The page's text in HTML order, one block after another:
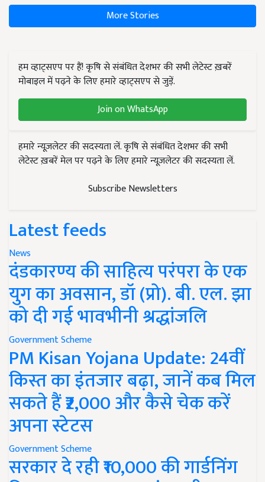
More Stories
हम व्हाट्सएप पर हैं! कृषि से संबंधित देशभर की सभी लेटेस्ट ख़बरें
मोबाइल में पढ़ने के लिए हमारे व्हाट्सएप से जुड़ें.
Join on WhatsApp
हमारे न्यूज़लेटर की सदस्यता लें. कृषि से संबंधित देशभर की सभी
लेटेस्ट ख़बरें मेल पर पढ़ने के लिए हमारे न्यूज़लेटर की सदस्यता लें.
Subscribe Newsletters
Latest feeds
News
दंडकारण्य की साहित्य परंपरा के एक
युग का अवसान, डॉ (प्रो). बी. एल. झा
को दी गई भावभीनी श्रद्धांजलि
Government Scheme
PM Kisan Yojana Update: 24वीं
किस्त का इंतजार बढ़ा, जानें कब मिल
सकते हैं ₹2,000 और कैसे चेक करें
अपना स्टेटस
Government Scheme
सरकार दे रही ₹10,000 की गार्डनिंग